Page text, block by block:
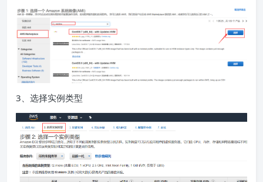
3、选择实例类型